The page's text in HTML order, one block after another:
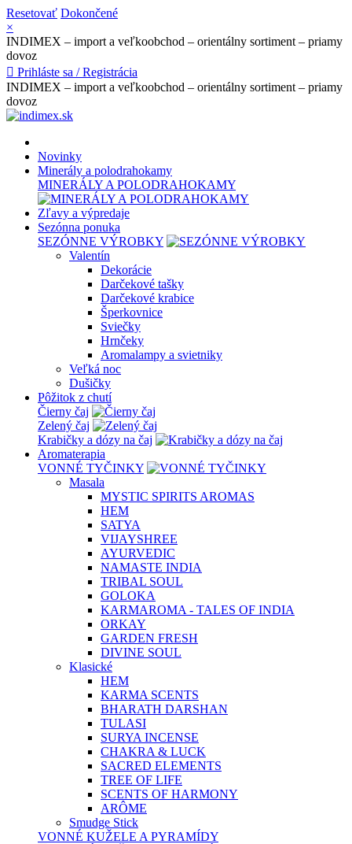
Resetovať Dokončené
×
INDIMEX – import a veľkoobchod – orientálny sortiment – priamy
dovoz
 Prihláste sa / Registrácia
INDIMEX – import a veľkoobchod – orientálny sortiment – priamy
dovoz
Novinky
Minerály a polodrahokamy
MINERÁLY A POLODRAHOKAMY
Zľavy a výpredaje
Sezónna ponuka
SEZÓNNE VÝROBKY
Valentín
Dekorácie
Darčekové tašky
Darčekové krabice
Šperkovnice
Sviečky
Hrnčeky
Aromalampy a svietniky
Veľká noc
Dušičky
Pôžitok z chutí
Čierny čaj
Zelený čaj
Krabičky a dózy na čaj
Aromaterapia
VONNÉ TYČINKY
Masala
MYSTIC SPIRITS AROMAS
HEM
SATYA
VIJAYSHREE
AYURVEDIC
NAMASTE INDIA
TRIBAL SOUL
GOLOKA
KARMAROMA - TALES OF INDIA
ORKAY
GARDEN FRESH
DIVINE SOUL
Klasické
HEM
KARMA SCENTS
BHARATH DARSHAN
TULASI
SURYA INCENSE
CHAKRA & LUCK
SACRED ELEMENTS
TREE OF LIFE
SCENTS OF HARMONY
ARÔME
Smudge Stick
VONNÉ KUŽELE A PYRAMÍDY